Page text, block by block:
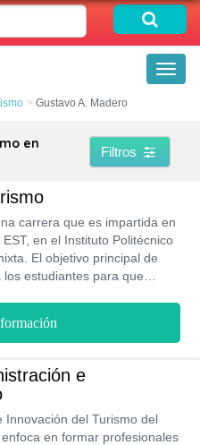
Gustavo A. Madero
en
Filtros
carrera que es impartida en
en el Instituto Politécnico
El objetivo principal de
estudiantes para que
Un Licenciado en Turismo
promedio de $ 72,000
poseen mayor experiencia
e
Innovación del Turismo del
en formar profesionales